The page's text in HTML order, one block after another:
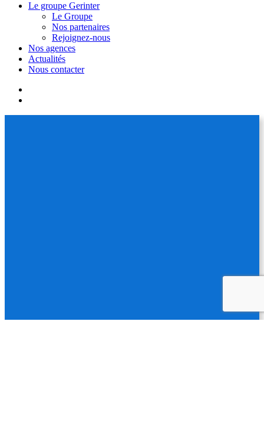
Le groupe Gerinter
Le Groupe
Nos partenaires
Rejoignez-nous
Nos agences
Actualités
Nous contacter